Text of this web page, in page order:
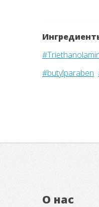
#butylparaben
О нас